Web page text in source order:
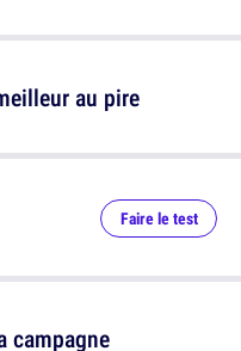
au pire
Faire le test
campagne